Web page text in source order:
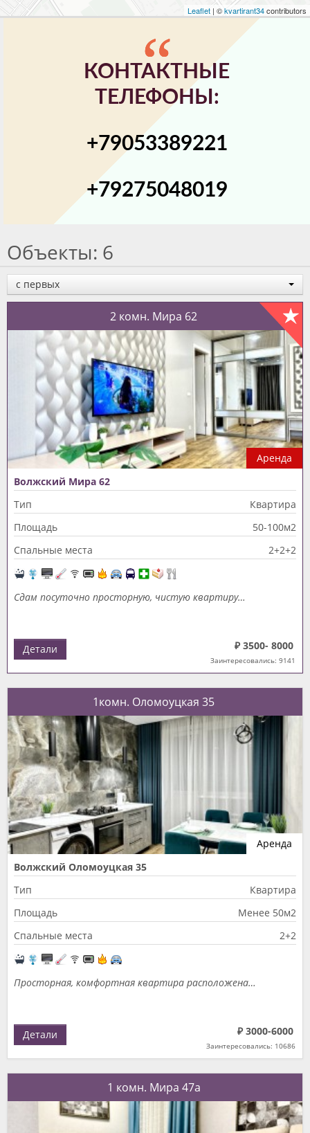
Leaflet | ©kvartirant34contributors
КОНТАКТНЫЕ
ТЕЛЕФОНЫ:
+79053389221
+79275048019
Объекты: 6
с первых
2 комн. Мира 62
Аренда
Волжский Мира 62
Тип
Квартира
Площадь
50-100м2
Спальные места
2+2+2
Сдам посуточно просторную, чистую квартиру…
₽ 3500- 8000
Заинтересовались: 9141
Детали
1комн. Оломоуцкая 35
Аренда
Волжский Оломоуцкая 35
Тип
Квартира
Площадь
Менее 50м2
Спальные места
2+2
Просторная, комфортная квартира расположена…
₽ 3000-6000
Заинтересовались: 10686
Детали
1 комн. Мира 47а